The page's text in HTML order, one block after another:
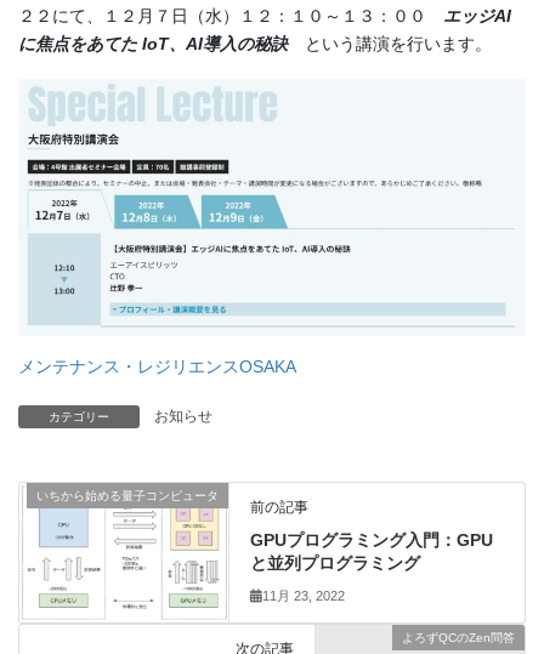
２２にて、１２月７日（水）１２：１０～１３：００ エッジAI
に焦点をあてた IoT、AI導入の秘訣という講演を行います。
メンテナンス・レジリエンスOSAKA
カテゴリー お知らせ
いちから始める量子コンピュータ
前の記事
GPUプログラミング入門：GPU
と並列プログラミング
11月 23, 2022
よろずQCのZen問答
次の記事